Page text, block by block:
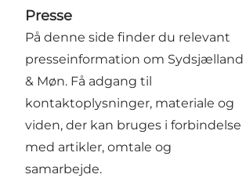
Presse
På denne side finder du relevant
presseinformation om Sydsjælland
& Møn. Få adgang til
kontaktoplysninger, materiale og
viden, der kan bruges i forbindelse
med artikler, omtale og
samarbejde.